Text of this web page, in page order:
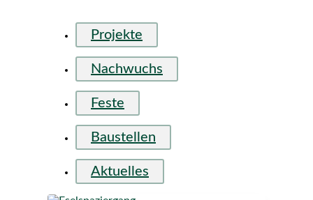
Projekte
Nachwuchs
Feste
Baustellen
Aktuelles